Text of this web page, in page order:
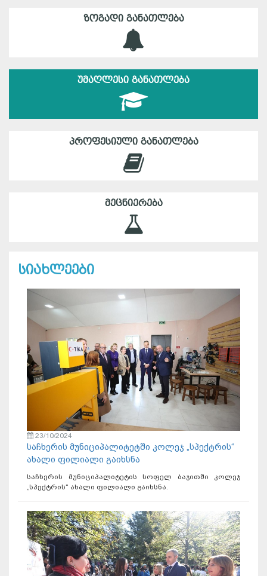
ᲖᲝᲒᲐᲓᲘ ᲒᲐᲜᲐᲗᲚᲔᲑᲐ
ᲣᲛᲐᲦᲚᲔᲡᲘ ᲒᲐᲜᲐᲗᲚᲔᲑᲐ
ᲞᲠᲝᲤᲔᲡᲘᲣᲚᲘ ᲒᲐᲜᲐᲗᲚᲔᲑᲐ
ᲛᲔᲪᲜᲘᲔᲠᲔᲑᲐ
სიახლეები
23/10/2024
საჩხერის მუნიციპალიტეტში კოლეჯ „სპექტრის“
ახალი ფილიალი გაიხსნა
საჩხერის მუნიციპალიტეტის სოფელ ბაჯითში კოლეჯ
„სპექტრის“ ახალი ფილიალი გაიხსნა.